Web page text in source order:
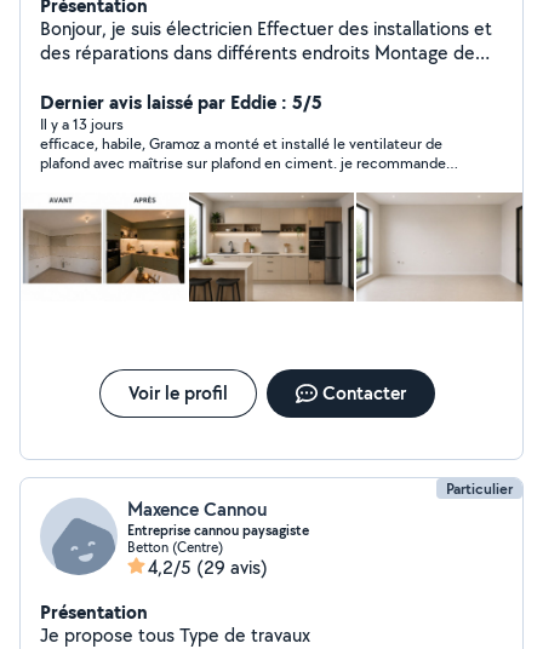
Bonjour, je suis électricien Effectuer des installations et
des réparations dans différents endroits Montage de
déménagement, etc Je suis sérieuse,correcte et
ponctuel. Pour plus d'informations n'hésite pas de me
contacter. Merci
Dernier avis laissé par Eddie : 5/5
Il y a 13 jours
efficace, habile, Gramoz a monté et installé le ventilateur de
plafond avec maîtrise sur plafond en ciment. je recommande
Voir le profil Contacter
Particulier
Maxence Cannou
Entreprise cannou paysagiste
Betton (Centre)
4,2/5 (29 avis)
Présentation
Je propose tous Type de travaux